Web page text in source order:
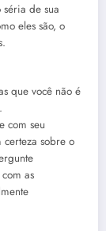
de sua
eles são, o
que você não é
com seu
sobre o
as